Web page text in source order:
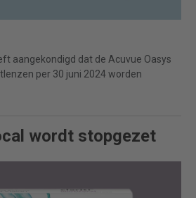
aangekondigd dat de Acuvue Oasys
per 30 juni 2024 worden
wordt stopgezet